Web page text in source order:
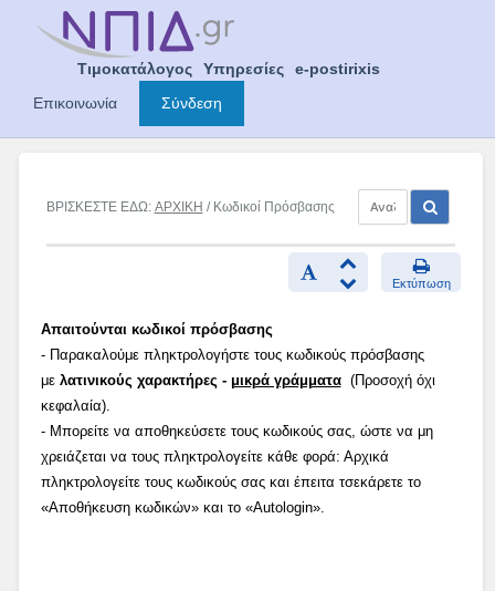
Τιμοκατάλογος Υπηρεσίες
e-postirixis
Επικοινωνία
Σύνδεση
ΒΡΙΣΚΕΣΤΕ ΕΔΩ: ΑΡΧΙΚΗ / Κωδικοί Πρόσβασης
Εκτύπωση
Απαιτούνται κωδικοί πρόσβασης
- Παρακαλούμε πληκτρολογήστε τους κωδικούς πρόσβασης
με λατινικούς χαρακτήρες - μικρά γράμματα(Προσοχή όχι
κεφαλαία).
- Μπορείτε να αποθηκεύσετε τους κωδικούς σας, ώστε να μη
χρειάζεται να τους πληκτρολογείτε κάθε φορά: Αρχικά
πληκτρολογείτε τους κωδικούς σας και έπειτα τσεκάρετε το
«Αποθήκευση κωδικών» και το «Autologin».